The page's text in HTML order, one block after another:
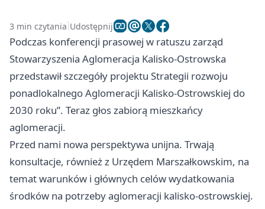
3 min czytania Udostępnij
Podczas konferencji prasowej w ratuszu zarząd
Stowarzyszenia Aglomeracja Kalisko-Ostrowska
przedstawił szczegóły projektu Strategii rozwoju
ponadlokalnego Aglomeracji Kalisko-Ostrowskiej do
2030 roku”. Teraz głos zabiorą mieszkańcy
aglomeracji.
Przed nami nowa perspektywa unijna. Trwają
konsultacje, również z Urzędem Marszałkowskim, na
temat warunków i głównych celów wydatkowania
środków na potrzeby aglomeracji kalisko-ostrowskiej.